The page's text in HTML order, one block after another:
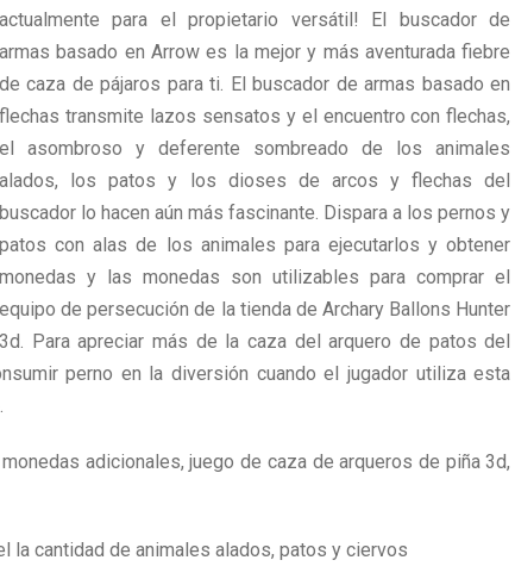
actualmente para el propietario versátil! El buscador de
armas basado en Arrow es la mejor y más aventurada fiebre
de caza de pájaros para ti. El buscador de armas basado en
flechas transmite lazos sensatos y el encuentro con flechas,
el asombroso y deferente sombreado de los animales
alados, los patos y los dioses de arcos y flechas del
buscador lo hacen aún más fascinante. Dispara a los pernos y
patos con alas de los animales para ejecutarlos y obtener
monedas y las monedas son utilizables para comprar el
equipo de persecución de la tienda de Archary Ballons Hunter
3d. Para apreciar más de la caza del arquero de patos del
perno en la diversión cuando el jugador utiliza esta
adicionales, juego de caza de arqueros de piña 3d,
la cantidad de animales alados, patos y ciervos